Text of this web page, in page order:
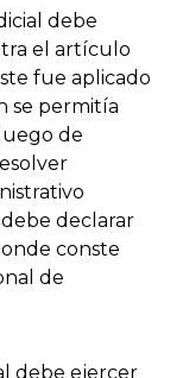
debe
el artículo
fue aplicado
se permitía
de
declarar
conste
de
debe ejercer